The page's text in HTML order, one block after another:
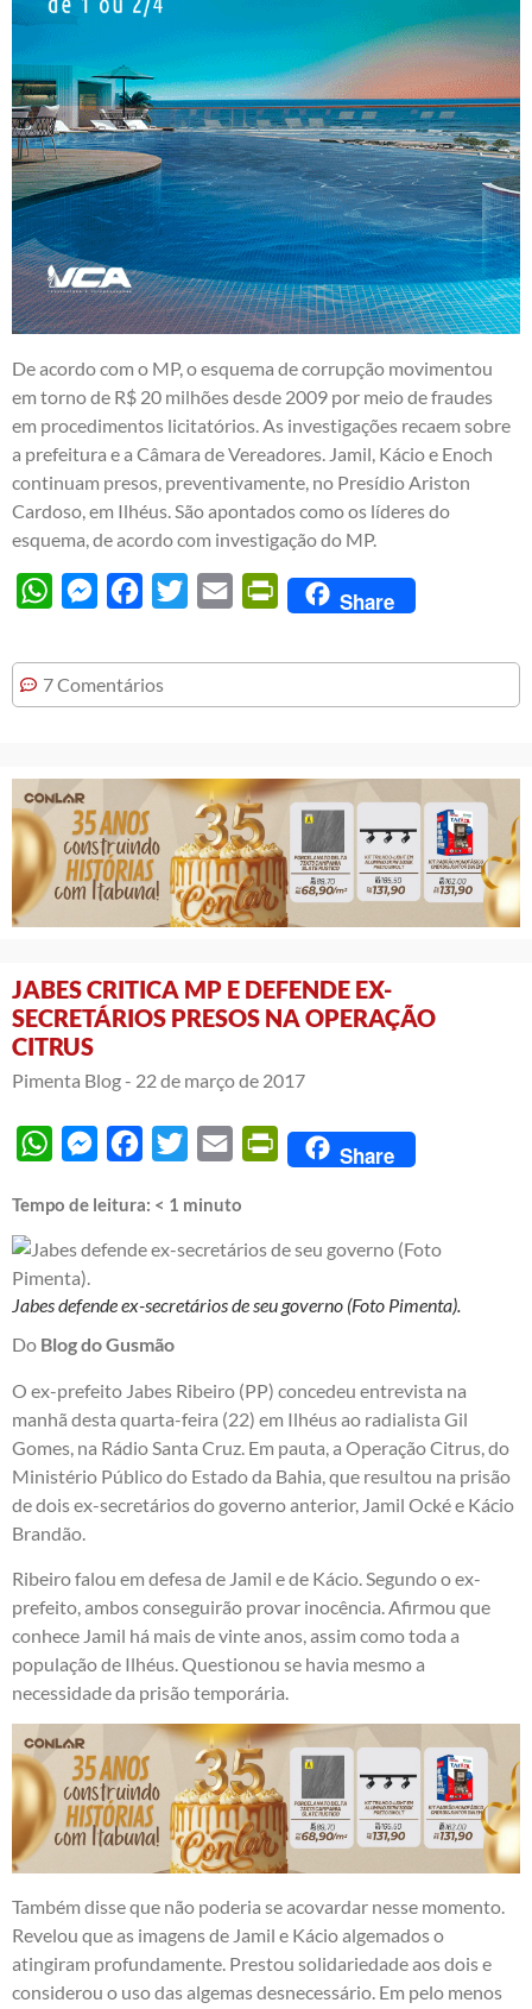
De acordo com o MP, o esquema de corrupção movimentou
em torno de R$ 20 milhões desde 2009 por meio de fraudes
em procedimentos licitatórios. As investigações recaem sobre
a prefeitura e a Câmara de Vereadores. Jamil, Kácio e Enoch
continuam presos, preventivamente, no Presídio Ariston
Cardoso, em Ilhéus. São apontados como os líderes do
esquema, de acordo com investigação do MP.
WhatsAppMessengerFacebook
Twitter Email PrintFriendly
Share
7 Comentários
JABES CRITICA MP E DEFENDE EX-
SECRETÁRIOS PRESOS NA OPERAÇÃO
CITRUS
Pimenta Blog - 22 de março de 2017
WhatsAppMessengerFacebook
Twitter Email PrintFriendly
Share
Tempo de leitura: < 1 minuto
Jabes defende ex-secretários de seu governo (Foto Pimenta).
Do Blog do Gusmão
O ex-prefeito Jabes Ribeiro (PP) concedeu entrevista na
manhã desta quarta-feira (22) em Ilhéus ao radialista Gil
Gomes, na Rádio Santa Cruz. Em pauta, a Operação Citrus, do
Ministério Público do Estado da Bahia, que resultou na prisão
de dois ex-secretários do governo anterior, Jamil Ocké e Kácio
Brandão
Ribeiro falou em defesa de Jamil e de Kácio. Segundo o ex-
prefeito, ambos conseguirão provar inocência. Afirmou que
conhece Jamil há mais de vinte anos, assim como toda a
população de Ilhéus. Questionou se havia mesmo a
necessidade da prisão temporária.
Também disse que não poderia se acovardar nesse momento.
Revelou que as imagens de Jamil e Kácio algemados o
atingiram profundamente. Prestou solidariedade aos dois e
considerou o uso das algemas desnecessário. Em pelo menos